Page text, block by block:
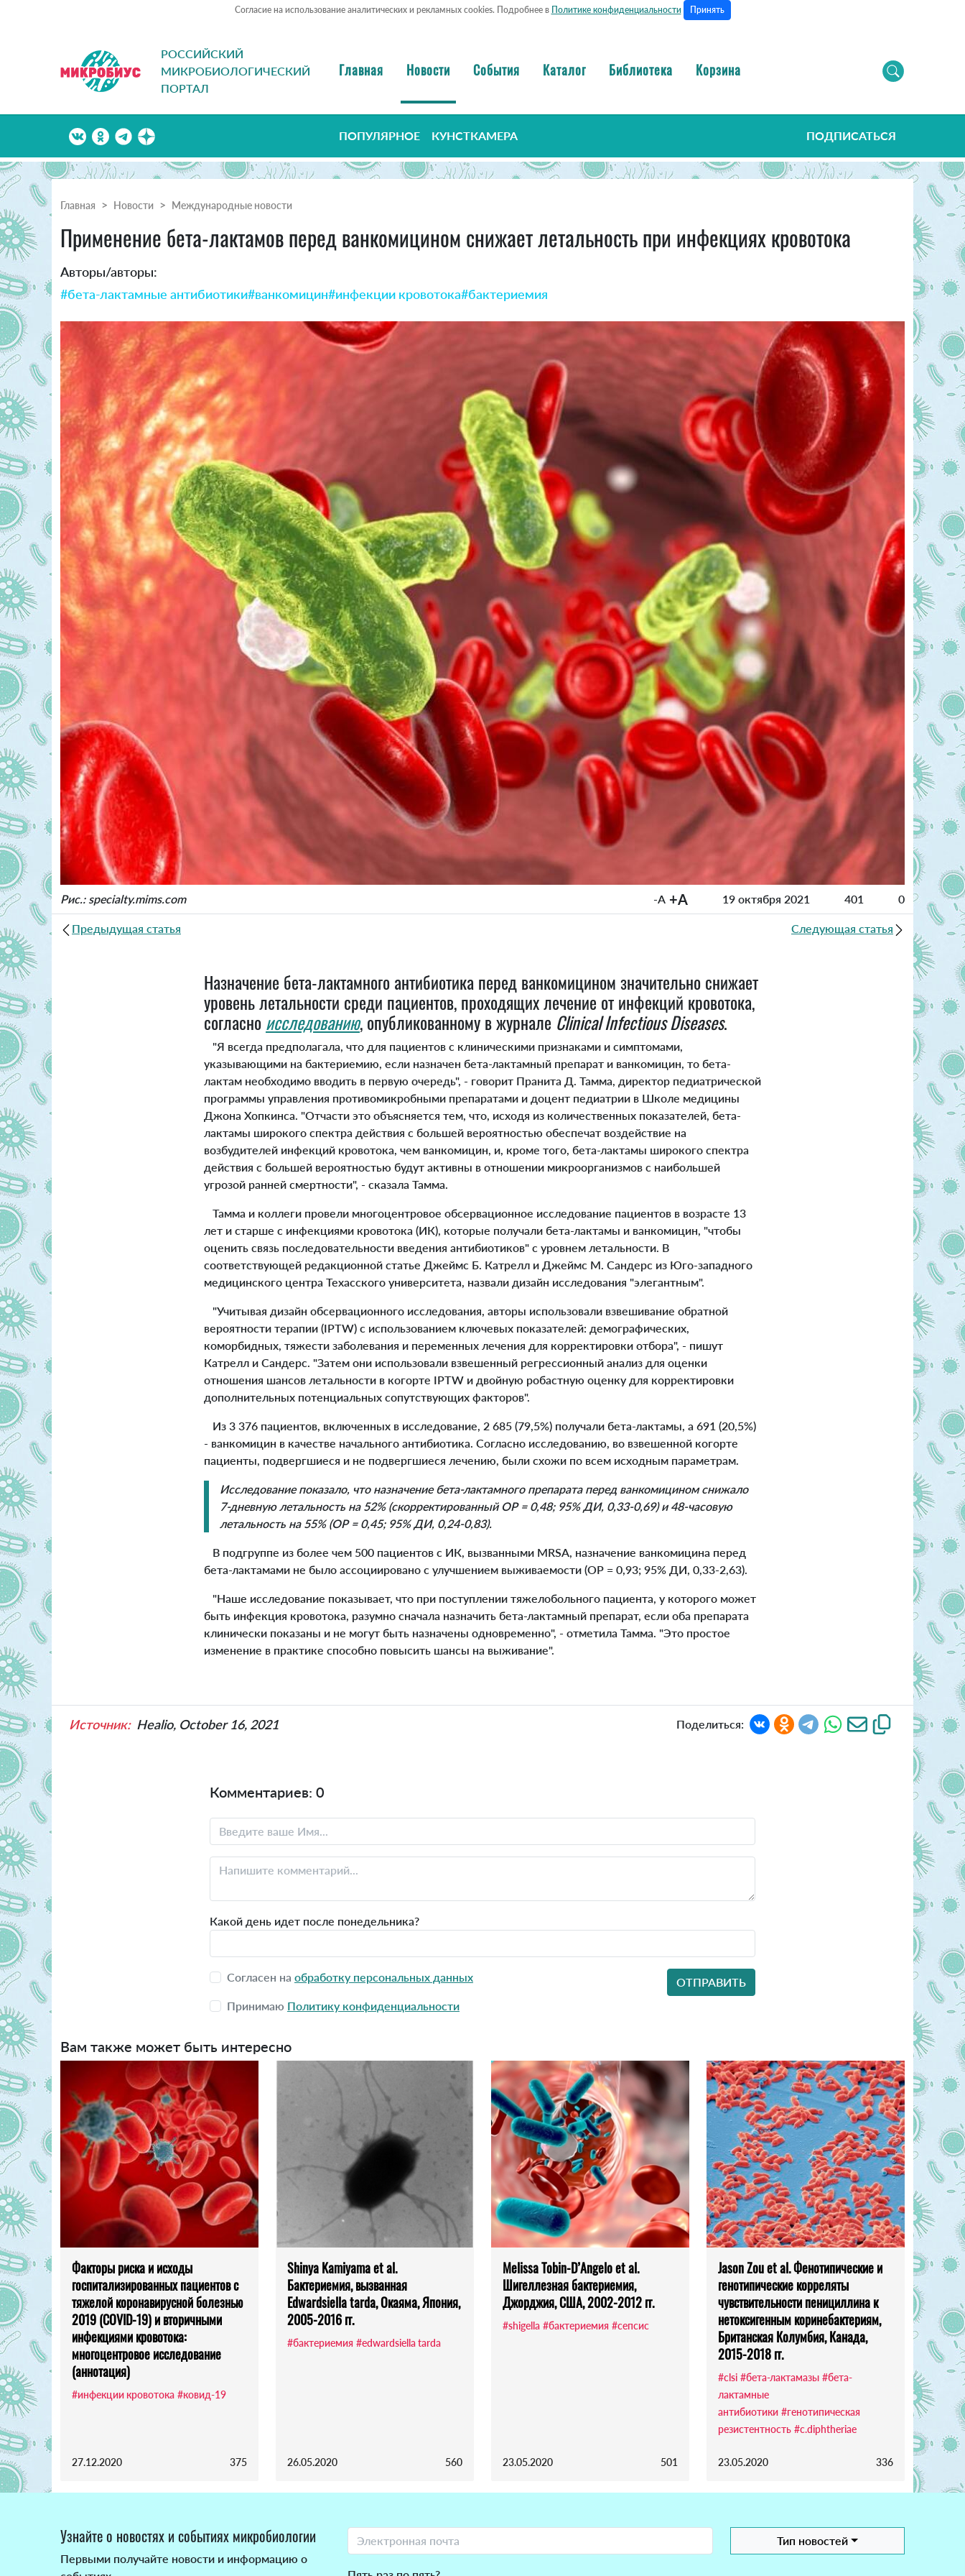
Согласие на использование аналитических и рекламных cookies. Подробнее в Политике конфиденциальности Принять
РОССИЙСКИЙ
МИКРОБИОЛОГИЧЕСКИЙ
ПОРТАЛ
Главная Новости События Каталог Библиотека Корзина
ПОПУЛЯРНОЕ КУНСТКАМЕРА ПОДПИСАТЬСЯ
Главная Новости Международные новости
Применение бета-лактамов перед ванкомицином снижает летальность при инфекциях кровотока
Авторы/авторы:
#бета-лактамные антибиотики#ванкомицин#инфекции кровотока#бактериемия
Рис.: specialty.mims.com -A +A 19 октября 2021 401 0
Предыдущая статья Следующая статья
Назначение бета-лактамного антибиотика перед ванкомицином значительно снижает
уровень летальности среди пациентов, проходящих лечение от инфекций кровотока,
согласноисследованию, опубликованному в журнале Clinical Infectious Diseases.
"Я всегда предполагала, что для пациентов с клиническими признаками и симптомами,
указывающими на бактериемию, если назначен бета-лактамный препарат и ванкомицин, то бета-
лактам необходимо вводить в первую очередь", - говорит Пранита Д. Тамма, директор педиатрической
программы управления противомикробными препаратами и доцент педиатрии в Школе медицины
Джона Хопкинса. "Отчасти это объясняется тем, что, исходя из количественных показателей, бета-
лактамы широкого спектра действия с большей вероятностью обеспечат воздействие на
возбудителей инфекций кровотока, чем ванкомицин, и, кроме того, бета-лактамы широкого спектра
действия с большей вероятностью будут активны в отношении микроорганизмов с наибольшей
угрозой ранней смертности", - сказала Тамма.
Тамма и коллеги провели многоцентровое обсервационное исследование пациентов в возрасте 13
лет и старше с инфекциями кровотока (ИК), которые получали бета-лактамы и ванкомицин, "чтобы
оценить связь последовательности введения антибиотиков" с уровнем летальности. В
соответствующей редакционной статье Джеймс Б. Катрелл и Джеймс М. Сандерс из Юго-западного
медицинского центра Техасского университета, назвали дизайн исследования "элегантным".
"Учитывая дизайн обсервационного исследования, авторы использовали взвешивание обратной
вероятности терапии (IPTW) с использованием ключевых показателей: демографических,
коморбидных, тяжести заболевания и переменных лечения для корректировки отбора", - пишут
Катрелл и Сандерс. "Затем они использовали взвешенный регрессионный анализ для оценки
отношения шансов летальности в когорте IPTW и двойную робастную оценку для корректировки
дополнительных потенциальных сопутствующих факторов".
Из 3 376 пациентов, включенных в исследование, 2 685 (79,5%) получали бета-лактамы, а 691 (20,5%)
- ванкомицин в качестве начального антибиотика. Согласно исследованию, во взвешенной когорте
пациенты, подвергшиеся и не подвергшиеся лечению, были схожи по всем исходным параметрам.
Исследование показало, что назначение бета-лактамного препарата перед ванкомицином снижало
7-дневную летальность на 52% (скорректированный ОР = 0,48; 95% ДИ, 0,33-0,69) и 48-часовую
летальность на 55% (ОР = 0,45; 95% ДИ, 0,24-0,83).
В подгруппе из более чем 500 пациентов с ИК, вызванными MRSA, назначение ванкомицина перед
бета-лактамами не было ассоциировано с улучшением выживаемости (ОР = 0,93; 95% ДИ, 0,33-2,63).
"Наше исследование показывает, что при поступлении тяжелобольного пациента, у которого может
быть инфекция кровотока, разумно сначала назначить бета-лактамный препарат, если оба препарата
клинически показаны и не могут быть назначены одновременно", - отметила Тамма. "Это простое
изменение в практике способно повысить шансы на выживание".
Источник: Healio, October 16, 2021 Поделиться:
Комментариев: 0
Какой день идет после понедельника?
Согласен на обработку персональных данных
Принимаю Политику конфиденциальности
Вам также может быть интересно
Факторы риска и исходы
госпитализированных пациентов с
тяжелой коронавирусной болезнью
2019 (COVID-19) и вторичными
инфекциями кровотока:
многоцентровое исследование
(аннотация)
#инфекции кровотока #ковид-19
27.12.2020 375
Shinya Kamiyama et al.
Бактериемия, вызванная
Edwardsiella tarda, Окаяма, Япония,
2005-2016 гг.
#бактериемия #edwardsiella tarda
26.05.2020 560
Melissa Tobin-D’Angelo et al.
Шигеллезная бактериемия,
Джорджия, США, 2002-2012 гг.
#shigella #бактериемия #сепсис
23.05.2020 501
Jason Zou et al. Фенотипические и
генотипические корреляты
чувствительности пенициллина к
нетоксигенным коринебактериям,
Британская Колумбия, Канада,
2015-2018 гг.
#clsi #бета-лактамазы #бета-
лактамные
антибиотики #генотипическая
резистентность #c.diphtheriae
23.05.2020 336
Узнайте о новостях и событиях микробиологии
Первыми получайте новости и информацию о
Тип новостей